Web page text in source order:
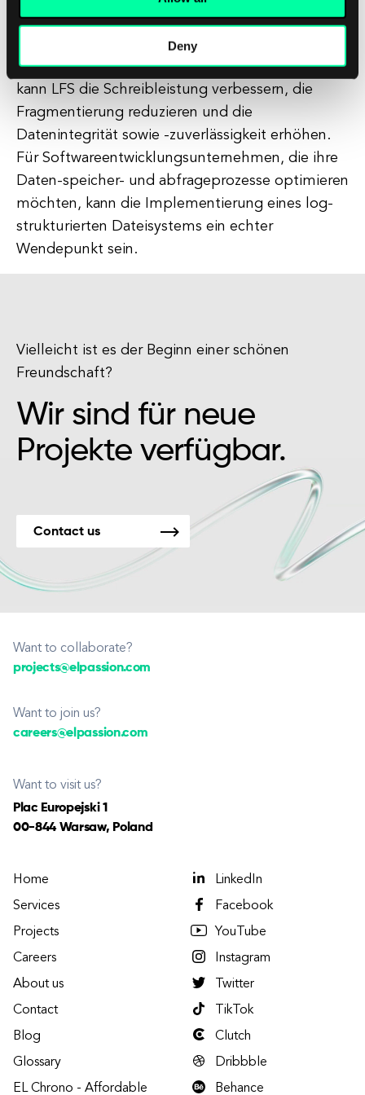
Deny
Vorteile für Softwareentwicklungsprojekte
bringen kann. Durch die Organisation von Daten
in einer sequenziellen, log-ähnlichen Struktur
kann LFS die Schreibleistung verbessern, die
Fragmentierung reduzieren und die
Datenintegrität sowie -zuverlässigkeit erhöhen.
Für Softwareentwicklungsunternehmen, die ihre
Daten-speicher- und abfrageprozesse optimieren
möchten, kann die Implementierung eines log-
strukturierten Dateisystems ein echter
Wendepunkt sein.
Vielleicht ist es der Beginn einer schönen
Freundschaft?
Wir sind für neue
Projekte verfügbar.
Contact us
Want to collaborate?
projects@elpassion.com
Want to join us?
careers@elpassion.com
Want to visit us?
Plac Europejski 1
00-844 Warsaw, Poland
Home
Services
Projects
Careers
About us
Contact
Blog
Glossary
EL Chrono - Affordable
LinkedIn
Facebook
YouTube
Instagram
Twitter
TikTok
Clutch
Dribbble
Behance